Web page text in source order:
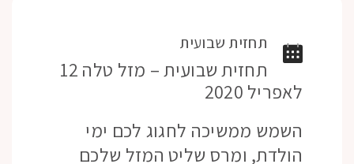
תחזית שבועית
תחזית שבועית – מזל טלה 12
לאפריל 2020
השמש ממשיכה לחגוג לכם ימי
הולדת, ומרס שליט המזל שלכם